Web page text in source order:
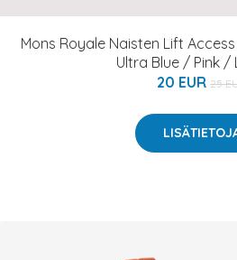
Mons Royale Naisten Lift
Ultra Blue / Pink /
20 EUR 25